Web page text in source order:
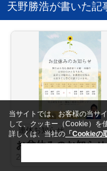
天野勝浩が書いた記
連休お知らせ
お盆休
当サイトでは、お客様の当サ
して、クッキー（Cookie）を
詳しくは、当社の 「Cookieの